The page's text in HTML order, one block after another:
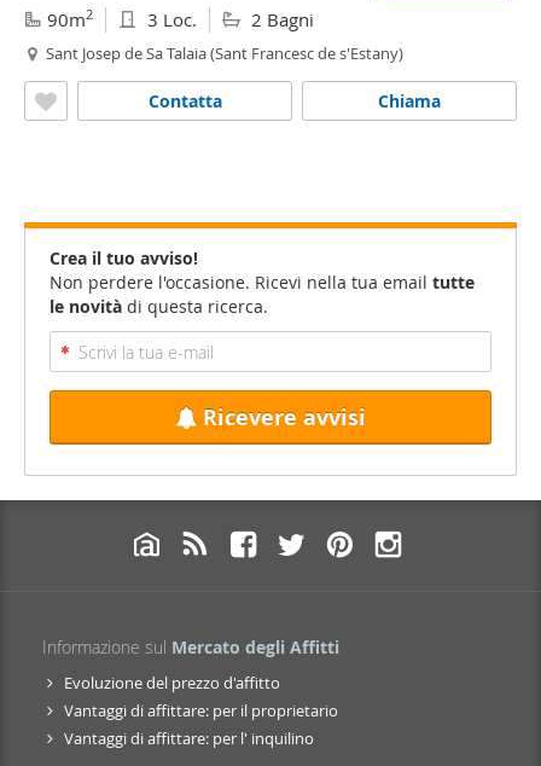
90m2 3 Loc. 2 Bagni
Sant Josep de Sa Talaia (Sant Francesc de s'Estany)
Chiama
Contatta
Crea il tuo avviso!
Non perdere l'occasione. Ricevi nella tua email tutte
le novità di questa ricerca.
Ricevere avvisi
Informazione sul Mercato degli Affitti
Evoluzione del prezzo d'affitto
Vantaggi di affittare: per il proprietario
Vantaggi di affittare: per l' inquilino